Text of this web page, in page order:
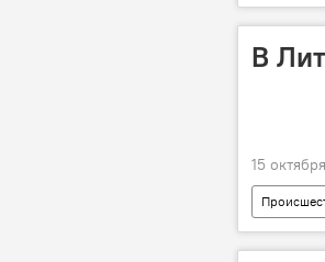
В
15